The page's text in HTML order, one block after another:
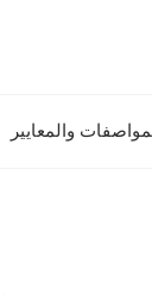
والمعايير